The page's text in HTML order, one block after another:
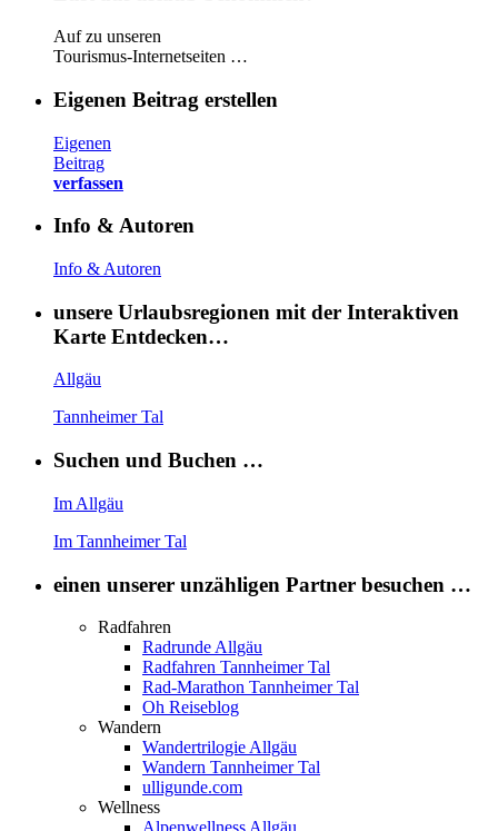
Auf zu unseren
Tourismus-Internetseiten …
Eigenen Beitrag erstellen
Eigenen
Beitrag
verfassen
Info & Autoren
Info & Autoren
unsere Urlaubsregionen mit der Interaktiven
Karte Entdecken…
Allgäu
Tannheimer Tal
Suchen und Buchen …
Im Allgäu
Im Tannheimer Tal
einen unserer unzähligen Partner besuchen …
Radfahren
Radrunde Allgäu
Radfahren Tannheimer Tal
Rad-Marathon Tannheimer Tal
Oh Reiseblog
Wandern
Wandertrilogie Allgäu
Wandern Tannheimer Tal
ulligunde.com
Wellness